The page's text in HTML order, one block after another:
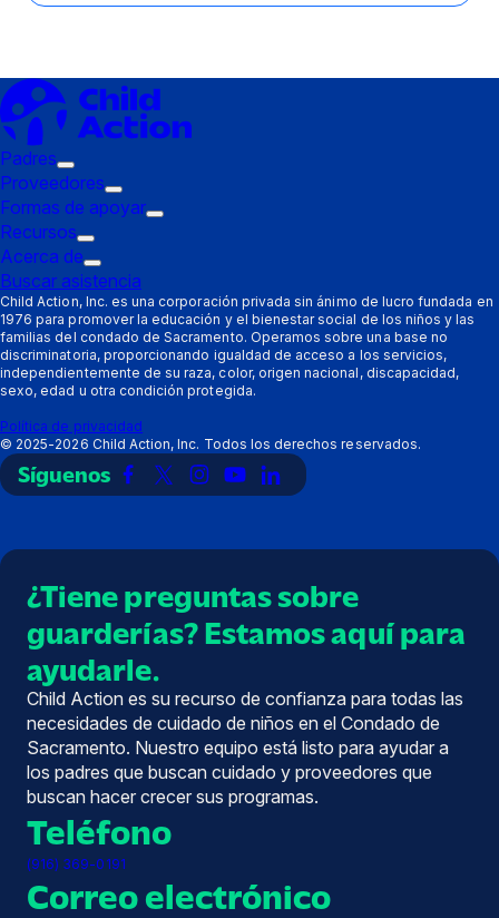
Padres
Submenú
de
disparo:
Padres
Proveedores
Submenú
de
Proveedores
Formas de apoyar
Submenú
Formas
de
apoyar
Recursos
Submenú
de
disparo:
Recursos
Acerca de
Submenú
de
disparo:
Acerca
de
Buscar asistencia
Child Action, Inc. es una corporación privada sin ánimo de lucro fundada en
1976 para promover la educación y el bienestar social de los niños y las
familias del condado de Sacramento. Operamos sobre una base no
discriminatoria, proporcionando igualdad de acceso a los servicios,
independientemente de su raza, color, origen nacional, discapacidad,
sexo, edad u otra condición protegida.
Política de privacidad
© 2025-2026 Child Action, Inc. Todos los derechos reservados.
SíguenosEnlace
a
Enlace
a
(Twitter)
Enlace
a
Enlace
a
Enlace
a
¿Tiene preguntas sobre
guarderías? Estamos aquí para
ayudarle.
Child Action es su recurso de confianza para todas las
necesidades de cuidado de niños en el Condado de
Sacramento. Nuestro equipo está listo para ayudar a
los padres que buscan cuidado y proveedores que
buscan hacer crecer sus programas.
Teléfono
(916) 369-0191
Correo electrónico